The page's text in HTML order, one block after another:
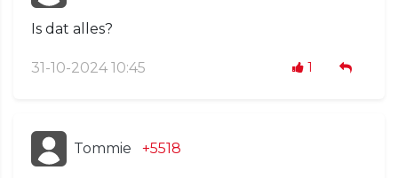
Is dat alles?
31-10-2024 10:45 1
Tommie +5518